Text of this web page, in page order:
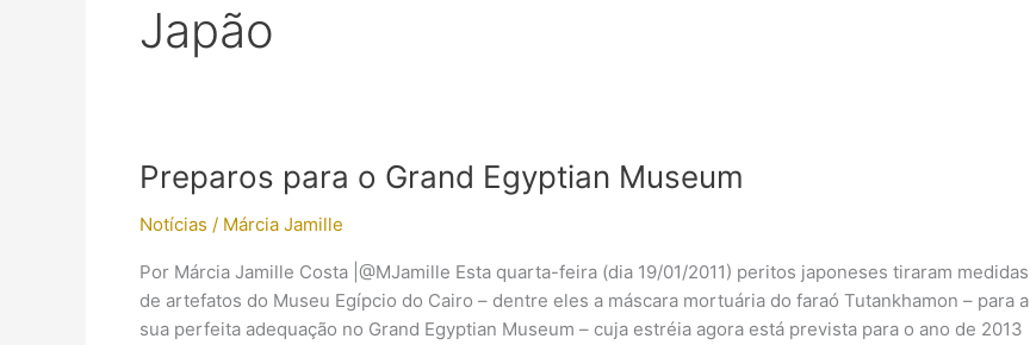
Japão
Preparos para o Grand Egyptian Museum
Notícias / Márcia Jamille
Por Márcia Jamille Costa |@MJamille Esta quarta-feira (dia 19/01/2011) peritos japoneses tiraram medidas
de artefatos do Museu Egípcio do Cairo – dentre eles a máscara mortuária do faraó Tutankhamon – para a
sua perfeita adequação no Grand Egyptian Museum – cuja estréia agora está prevista para o ano de 2013